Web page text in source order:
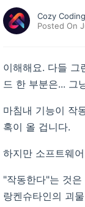
Cozy Coding
Posted On
이해해요. 다들
드 한 부분은... 그
마침내 기능이 작
혹이 올 겁니다.
하지만 소프트웨
"작동한다"는 것
랑켄슈타인의 괴